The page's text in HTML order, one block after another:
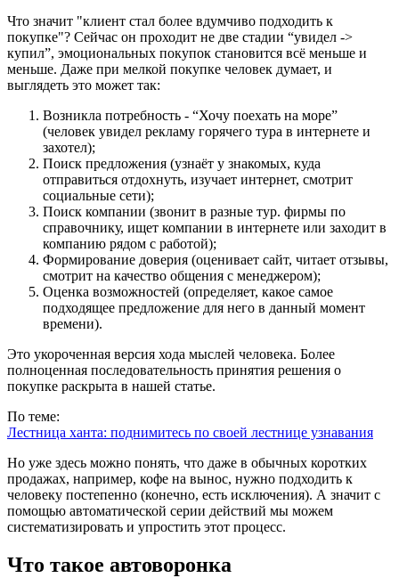
Что значит "клиент стал более вдумчиво подходить к
покупке"? Сейчас он проходит не две стадии “увидел ->
купил”, эмоциональных покупок становится всё меньше и
меньше. Даже при мелкой покупке человек думает, и
выглядеть это может так:
Возникла потребность - “Хочу поехать на море”
(человек увидел рекламу горячего тура в интернете и
захотел);
Поиск предложения (узнаёт у знакомых, куда
отправиться отдохнуть, изучает интернет, смотрит
социальные сети);
Поиск компании (звонит в разные тур. фирмы по
справочнику, ищет компании в интернете или заходит в
компанию рядом с работой);
Формирование доверия (оценивает сайт, читает отзывы,
смотрит на качество общения с менеджером);
Оценка возможностей (определяет, какое самое
подходящее предложение для него в данный момент
времени).
Это укороченная версия хода мыслей человека. Более
полноценная последовательность принятия решения о
покупке раскрыта в нашей статье.
По теме:
Лестница ханта: поднимитесь по своей лестнице узнавания
Но уже здесь можно понять, что даже в обычных коротких
продажах, например, кофе на вынос, нужно подходить к
человеку постепенно (конечно, есть исключения). А значит с
помощью автоматической серии действий мы можем
систематизировать и упростить этот процесс.
Что такое автоворонка